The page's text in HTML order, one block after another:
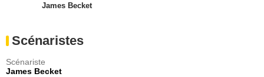
James Becket
Scénaristes
Scénariste
James Becket